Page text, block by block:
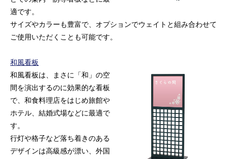
適です。
サイズやカラーも豊富で、オプションでウェイトと組み合わせて
ご使用いただくことも可能です。
和風看板
和風看板は、まさに「和」の空
間を演出するのに効果的な看板
で、和食料理店をはじめ旅館や
ホテル、結婚式場などに最適で
す。
行灯や格子など落ち着きのある
デザインは高級感が漂い、外国